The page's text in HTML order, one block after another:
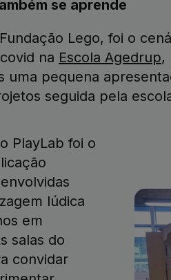
se aprende
Lego, foi o
na Escola Agedrup,
uma pequena
seguida pela
PlayLab foi o
lúdica
em
salas do
convidar